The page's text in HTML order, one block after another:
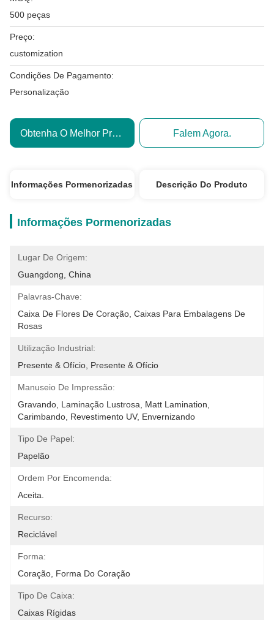
500 peças
Preço:
customization
Condições De Pagamento:
Personalização
Obtenha O Melhor Preço Falem Agora.
Informações Pormenorizadas Descrição Do Produto
Informações Pormenorizadas
Lugar De Origem:
Guangdong, China
Palavras-Chave:
Caixa De Flores De Coração, Caixas Para Embalagens De
Rosas
Utilização Industrial:
Presente & Ofício, Presente & Ofício
Manuseio De Impressão:
Gravando, Laminação Lustrosa, Matt Lamination,
Carimbando, Revestimento UV, Envernizando
Tipo De Papel:
Papelão
Ordem Por Encomenda:
Aceita.
Recurso:
Reciclável
Forma:
Coração, Forma Do Coração
Tipo De Caixa:
Caixas Rígidas